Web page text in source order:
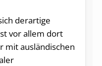
derartige
vor allem dort
mit ausländischen